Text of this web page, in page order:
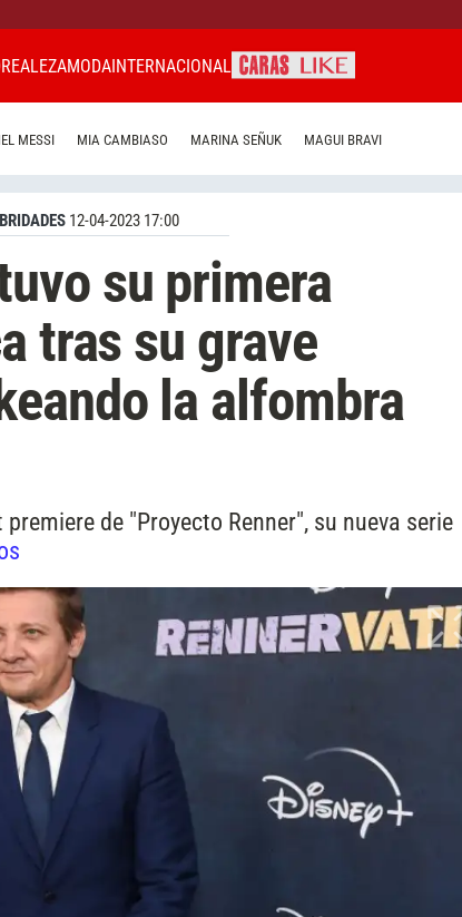
REALEZAMODAINTERNACIONAL
MESSI MIA CAMBIASO MARINA SEÑUK MAGUI BRAVI
12-04-2023 17:00
su primera
tras su grave
la alfombra
de "Proyecto Renner", su nueva serie